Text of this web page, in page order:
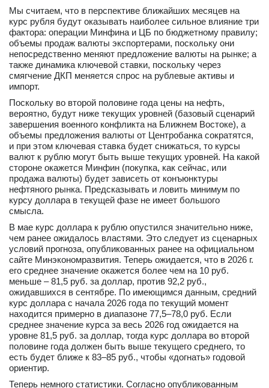
Мы считаем, что в перспективе ближайших месяцев на
курс рубля будут оказывать наиболее сильное влияние три
фактора: операции Минфина и ЦБ по бюджетному правилу;
объемы продаж валюты экспортерами, поскольку они
непосредственно меняют предложение валюты на рынке; а
также динамика ключевой ставки, поскольку через
смягчение ДКП меняется спрос на рублевые активы и
импорт.
Поскольку во второй половине года цены на нефть,
вероятно, будут ниже текущих уровней (базовый сценарий
завершения военного конфликта на Ближнем Востоке), а
объемы предложения валюты от Центробанка сократятся,
и при этом ключевая ставка будет снижаться, то курсы
валют к рублю могут быть выше текущих уровней. На какой
стороне окажется Минфин (покупка, как сейчас, или
продажа валюты) будет зависеть от конъюнктуры
нефтяного рынка. Предсказывать и ловить минимум по
курсу доллара в текущей фазе не имеет большого
смысла.
В мае курс доллара к рублю опустился значительно ниже,
чем ранее ожидалось властями. Это следует из сценарных
условий прогноза, опубликованных ранее на официальном
сайте Минэкономразвития. Теперь ожидается, что в 2026 г.
его среднее значение окажется более чем на 10 руб.
меньше – 81,5 руб. за доллар, против 92,2 руб.,
ожидавшихся в сентябре. По имеющимся данным, средний
курс доллара с начала 2026 года по текущий момент
находится примерно в диапазоне 77,5–78,0 руб. Если
среднее значение курса за весь 2026 год ожидается на
уровне 81,5 руб. за доллар, тогда курс доллара во второй
половине года должен быть выше текущего среднего, то
есть будет ближе к 83–85 руб., чтобы «догнать» годовой
ориентир.
Теперь немного статистики. Согласно опубликованным